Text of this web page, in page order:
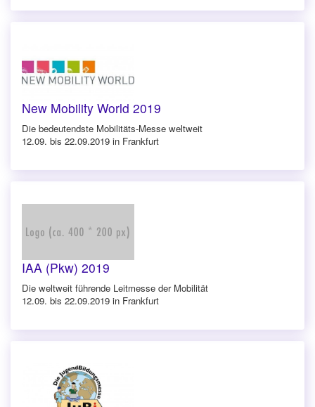
New Mobility World 2019
Die bedeutendste Mobilitäts-Messe weltweit
12.09. bis 22.09.2019 in Frankfurt
IAA (Pkw) 2019
Die weltweit führende Leitmesse der Mobilität
12.09. bis 22.09.2019 in Frankfurt